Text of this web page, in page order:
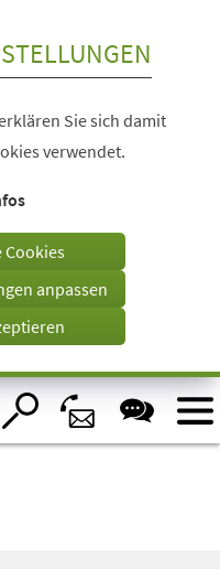
Sie sich damit
verwendet.
anpassen